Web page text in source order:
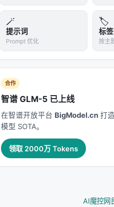
GLM-4-Plus 高性
GLM-4-Air-250414 高
GLM-4-FlashX-250414 高速
GLM-4-Flash-250414
GLM-4-Long 长文本
GLM-Z1-Rumination
：GLM-
🪄
提示词
Prompt 优化
🏷️
标签
按主
合作
智谱 GLM-5 已上线
在智谱开放平台 BigModel.cn 打
模型 SOTA。
领取 2000万 Tokens
AI魔控网